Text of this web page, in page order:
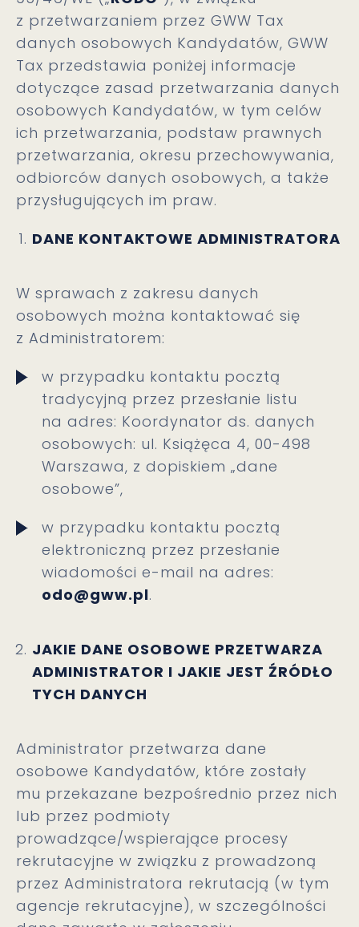
z przetwarzaniem przez GWW Tax
danych osobowych Kandydatów, GWW
Tax przedstawia poniżej informacje
dotyczące zasad przetwarzania danych
osobowych Kandydatów, w tym celów
ich przetwarzania, podstaw prawnych
przetwarzania, okresu przechowywania,
odbiorców danych osobowych, a także
przysługujących im praw.
DANE KONTAKTOWE ADMINISTRATORA
W sprawach z zakresu danych
osobowych można kontaktować się
z Administratorem:
w przypadku kontaktu pocztą
tradycyjną przez przesłanie listu
na adres: Koordynator ds. danych
osobowych: ul. Książęca 4, 00-498
Warszawa, z dopiskiem „dane
osobowe”,
w przypadku kontaktu pocztą
elektroniczną przez przesłanie
wiadomości e-mail na adres:
odo@gww.pl.
JAKIE DANE OSOBOWE PRZETWARZA
ADMINISTRATOR I JAKIE JEST ŹRÓDŁO
TYCH DANYCH
Administrator przetwarza dane
osobowe Kandydatów, które zostały
mu przekazane bezpośrednio przez nich
lub przez podmioty
prowadzące/wspierające procesy
rekrutacyjne w związku z prowadzoną
przez Administratora rekrutacją (w tym
agencje rekrutacyjne), w szczególności